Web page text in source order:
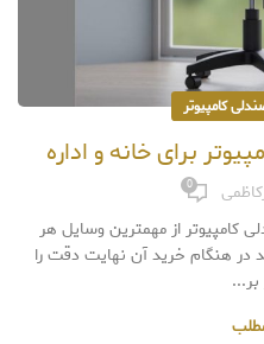
کامپیوتر
برای خانه و اداره
0
کامپیوتر از مهمترین وسایل هر
در هنگام خرید آن نهایت دقت را
بر...